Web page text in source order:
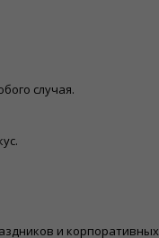
случая.
и корпоративных